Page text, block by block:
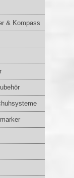
& Kompass